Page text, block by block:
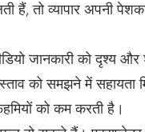
हैं, तो व्यापार अपनी
जानकारी को
को समझने में सहायता
को कम करती है।